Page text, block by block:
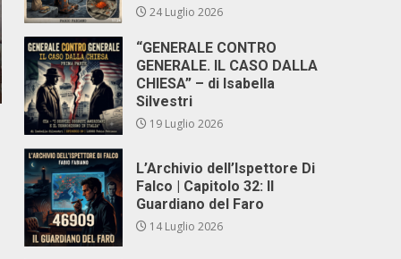
24 Luglio 2026
“GENERALE CONTRO
GENERALE. IL CASO DALLA
CHIESA” – di Isabella
Silvestri
19 Luglio 2026
L’Archivio dell’Ispettore Di
Falco | Capitolo 32: Il
Guardiano del Faro
14 Luglio 2026